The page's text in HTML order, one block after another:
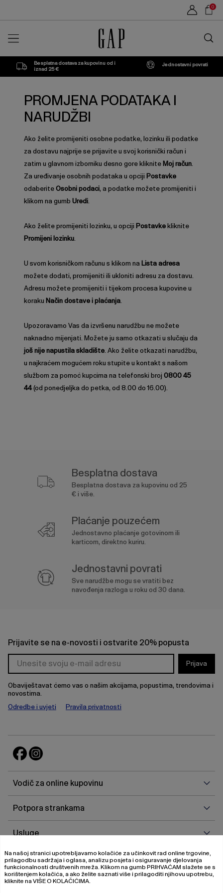
0
trgovini
Besplatna dostava za kupovinu od i
iznad 25 €
Jednostavni povrati
PROMJENA PODATAKA I
NARUDŽBI
Ako želite promijeniti osobne podatke, lozinku ili podatke
za dostavu najprije se prijavite u svoj korisnički račun i
zatim u glavnom izborniku desno gore kliknite Moj račun
Za uređivanje osobnih podataka u opciji Postavke
odaberite Osobni podaci, a podatke možete promijeniti i
klikom na gumb Uredi
Ako želite promijeniti lozinku, u opciji Postavke kliknite
Promijeni lozinku
U svom korisničkom računu s klikom na Lista adresa
možete dodati, promijeniti ili ukloniti adresu za dostavu.
Adresu možete promijeniti i tijekom procesa kupovine u
koraku Način dostave i plaćanja
Upozoravamo Vas da izvršenu narudžbu ne možete
naknadno mijenjati. Možete ju samo otkazati u slučaju da
još nije napustila skladište . Ako želite otkazati narudžbu,
u najkraćem mogućem roku stupite u kontakt s našom
službom za pomoć kupcima na telefonski broj 0800 45
44(od ponedjeljka do petka, od 8.00 do 16.00).
Besplatna dostava
Besplatna dostava za kupovinu od 25
€ i više.
Plaćanje pouzećem
Jednostavno plaćanje gotovinom ili
karticom, direktno kuriru.
Jednostavni povrati
Sve narudžbe mogu se vratiti bez
navođenja razloga u roku od 30 dana.
Prijavite se na e-novosti i ostvarite 20% popusta
Prijava
Obaviještavat ćemo vas o našim akcijama, popustima, trendovima i
novostima.
Odredbe i uvjeti
Pravila privatnosti
Vodič za online kupovinu
Potpora strankama
Usluge
O
O nama
Na našoj stranici upotrebljavamo kolačiće za učinkovit rad online trgovine,
prilagodbu sadržaja i oglasa, analizu posjeta i osiguravanje djelovanja
funkcionalnosti društvenih mreža. Klikom na gumb PRIHVAĆAM slažete se s
korištenjem kolačića, a ako želite saznati više i prilagoditi njihovu upotrebu,
kliknite na VIŠE O KOLAČIĆIMA.